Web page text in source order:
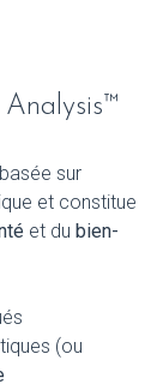
sur
et constitue
et du bien-
(ou